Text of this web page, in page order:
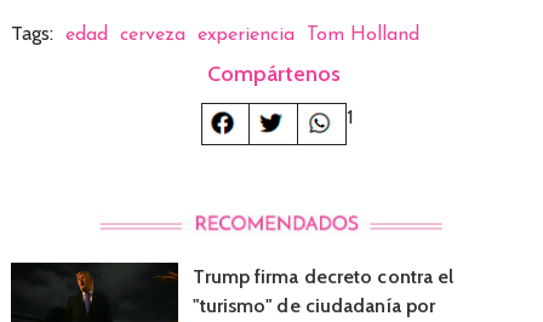
Tags: edad cerveza experiencia Tom Holland
Compártenos
1
Trump firma decreto contra el
"turismo" de ciudadanía por